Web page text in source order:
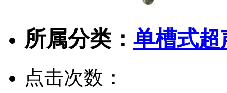
所属分类： 单槽式超
点击次数：